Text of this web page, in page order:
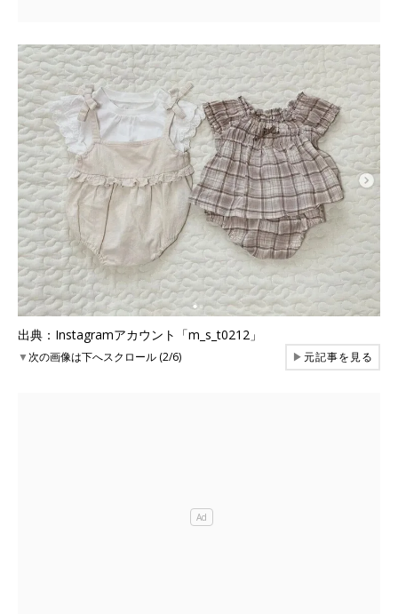
出典：Instagramアカウント「m_s_t0212」
▼次の画像は下へスクロール (2/6) ▶元記事を見る